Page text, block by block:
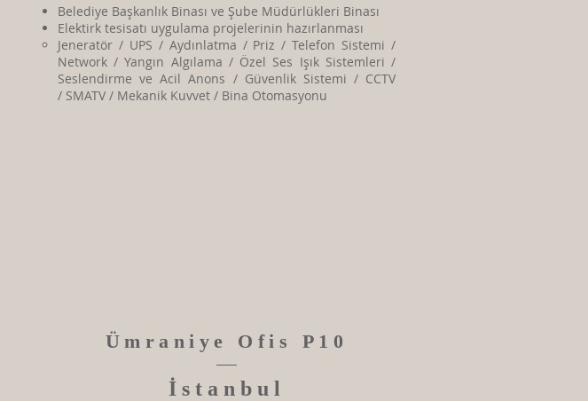
Belediye Başkanlık Binası ve Şube Müdürlükleri Binası
Elektirk tesisatı uygulama projelerinin hazırlanması
​​Jeneratör / UPS / Aydınlatma / Priz / Telefon Sistemi /
Network / Yangın Algılama / Özel Ses Işık Sistemleri /
Seslendirme ve Acil Anons / Güvenlik Sistemi / CCTV
/ SMATV / Mekanik Kuvvet / Bina Otomasyonu
Ümraniye Ofis P10
İstanbul